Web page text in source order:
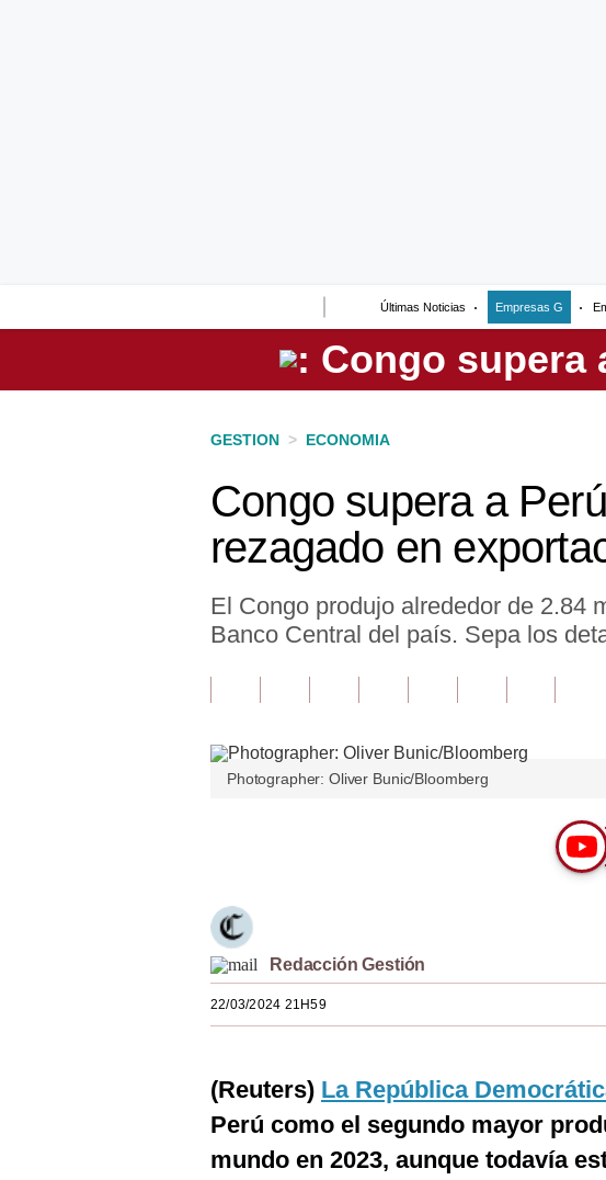
Últimas Noticias Empresas G
Perú
GESTION > ECONOMIA
Congo supera a
rezagado en
El Congo produjo alrededor de 2.84
Banco Central del país. Sepa los
Photographer: Oliver Bunic/Bloomberg
Redacción Gestión
22/03/2024 21H59
(Reuters) La República
Perú como el segundo mayor
mundo en 2023, aunque todavía